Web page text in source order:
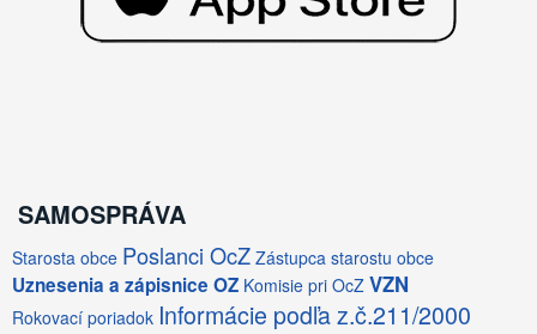
SAMOSPRÁVA
Starosta obce Poslanci OcZ Zástupca starostu obce
Uznesenia a zápisnice OZ Komisie pri OcZ VZN
Rokovací poriadok Informácie podľa z.č.211/2000